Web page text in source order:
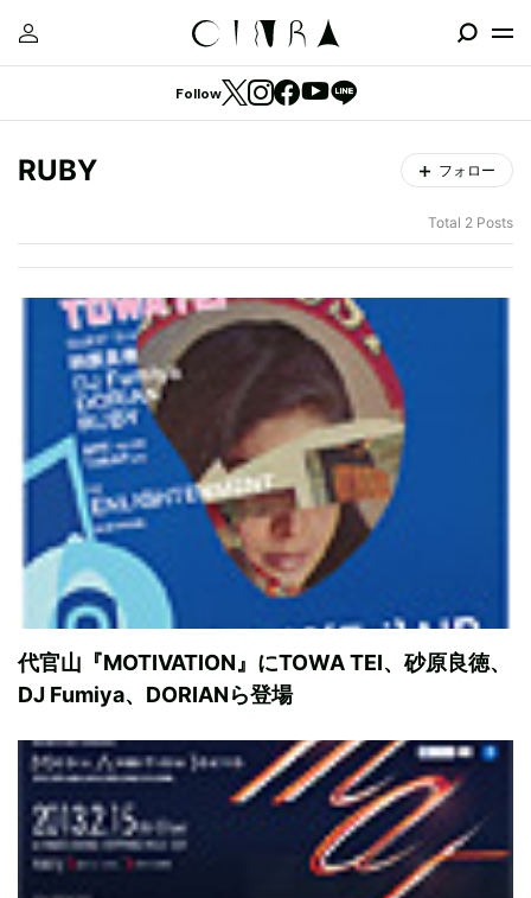
Follow
RUBY フォロー
Total 2 Posts
代官山『MOTIVATION』にTOWA TEI、砂原良徳、
DJ Fumiya、DORIANら登場